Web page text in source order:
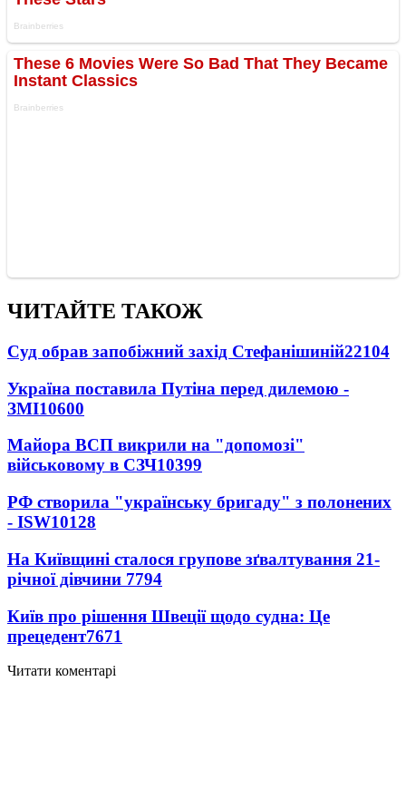
ЧИТАЙТЕ ТАКОЖ
Суд обрав запобіжний захід Стефанішиній22104
Україна поставила Путіна перед дилемою -
ЗМІ10600
Майора ВСП викрили на "допомозі"
військовому в СЗЧ10399
РФ створила "українську бригаду" з полонених
- ISW10128
На Київщині сталося групове зґвалтування 21-
річної дівчини 7794
Київ про рішення Швеції щодо судна: Це
прецедент7671
Читати коментарі